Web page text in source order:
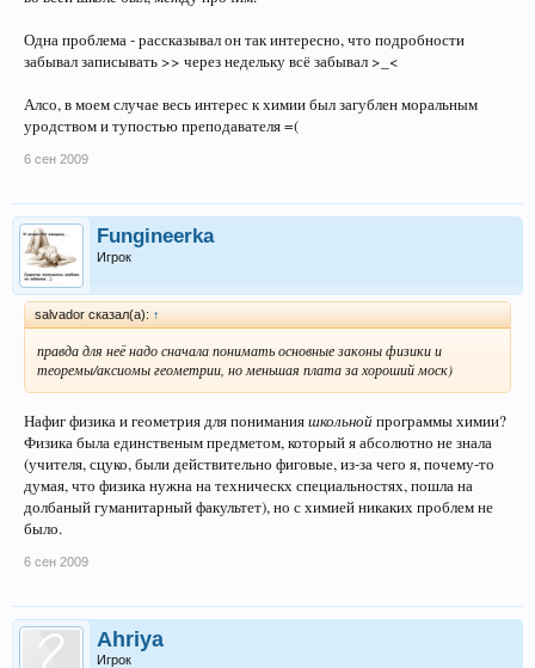
Одна проблема - рассказывал он так интересно, что подробности
забывал записывать >> через недельку всё забывал >_<
Алсо, в моем случае весь интерес к химии был загублен моральным
уродством и тупостью преподавателя =(
6 сен 2009
Fungineerka
Игрок
salvador сказал(а): ↑
правда для неё надо сначала понимать основные законы физики и
теоремы/аксиомы геометрии, но меньшая плата за хороший моск)
Нафиг физика и геометрия для пониманияшкольнойпрограммы химии?
Физика была единственым предметом, который я абсолютно не знала
(учителя, сцуко, были действительно фиговые, из-за чего я, почему-то
думая, что физика нужна на техническх специальностях, пошла на
долбаный гуманитарный факультет), но с химией никаких проблем не
было.
6 сен 2009
Ahriya
Игрок